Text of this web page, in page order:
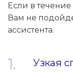
Если в
Вам не
ассистента.
Узкая